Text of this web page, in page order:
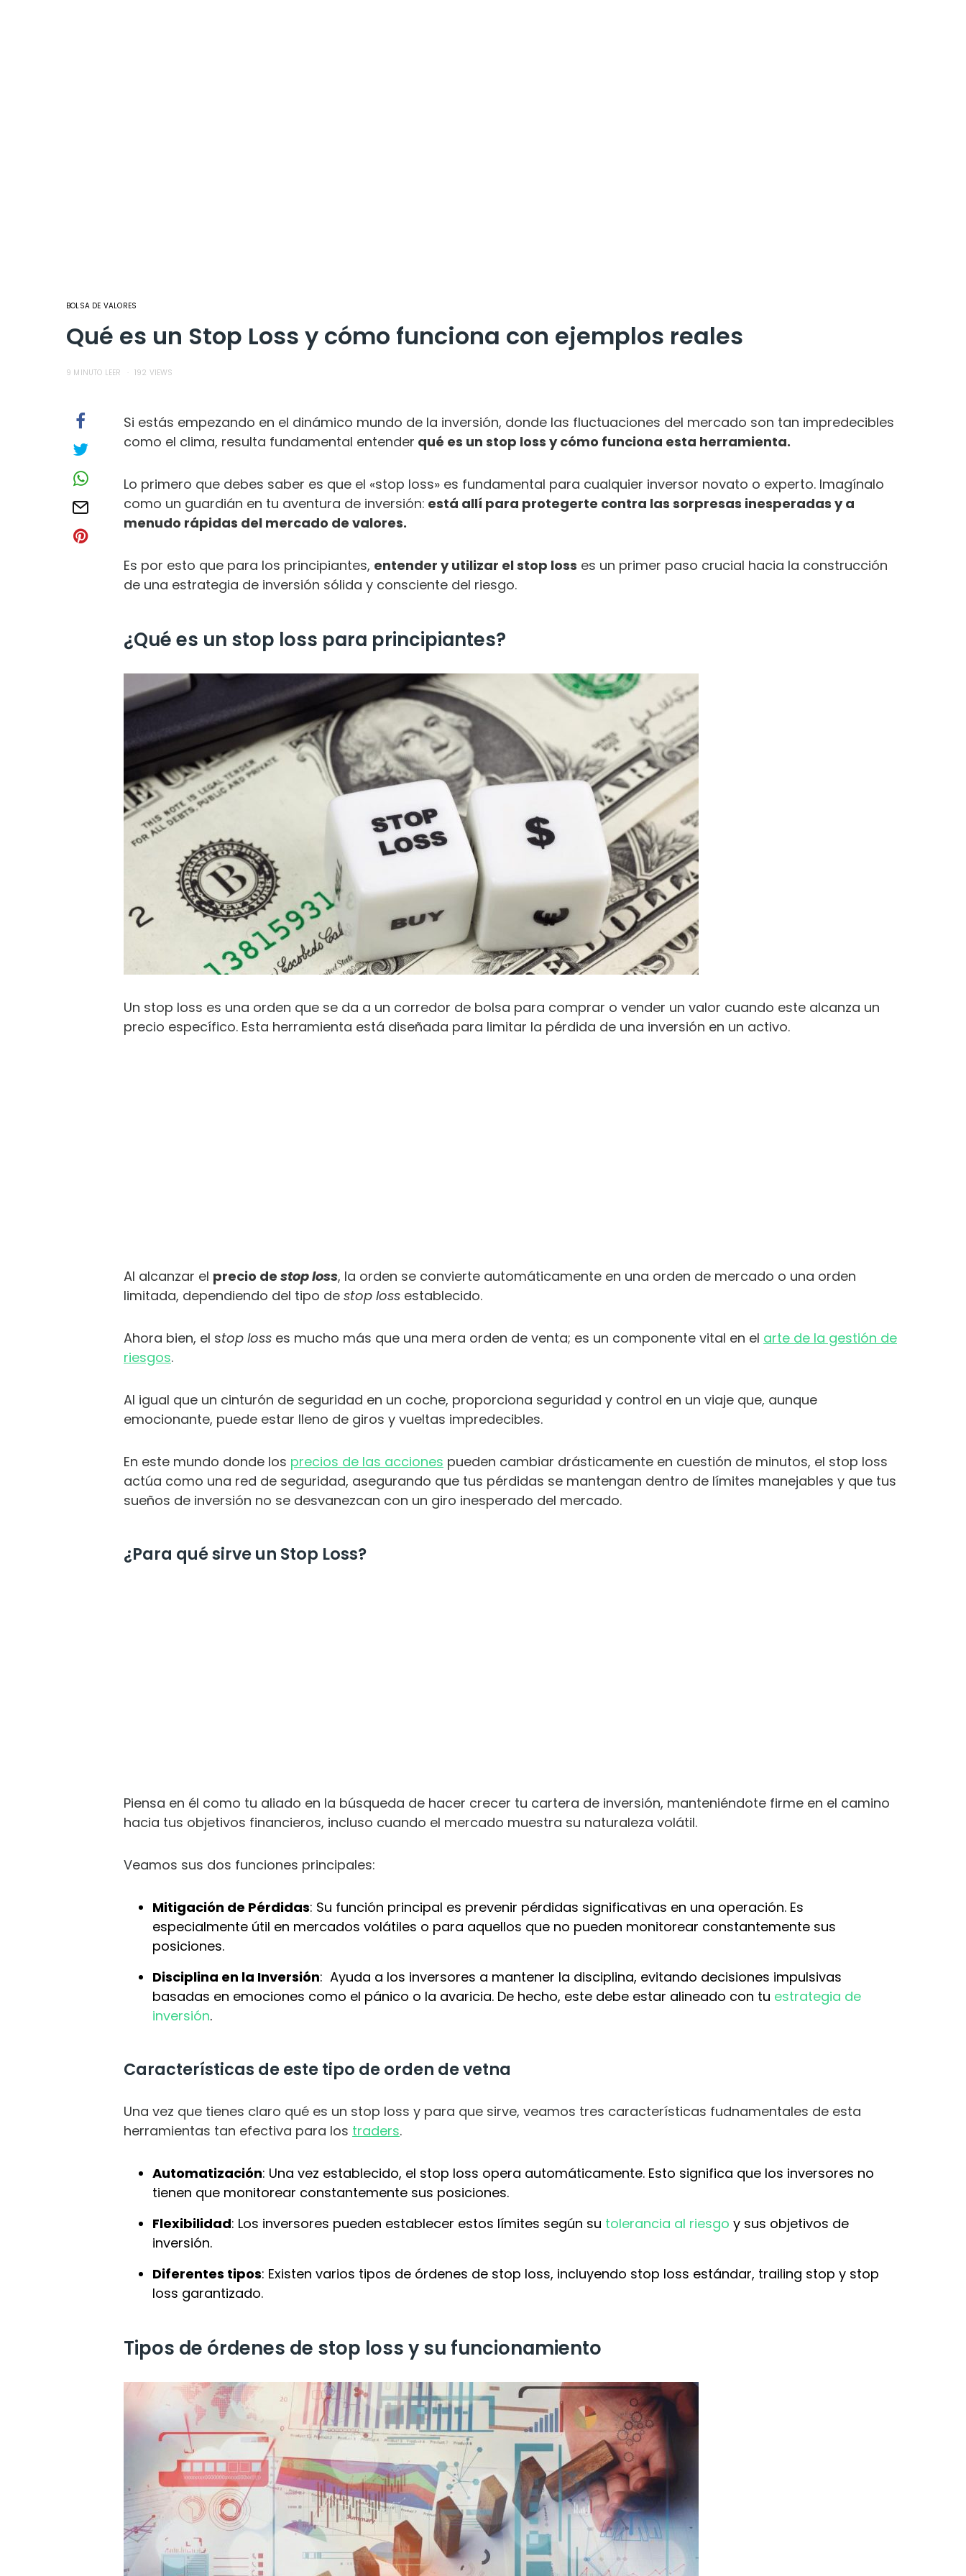
BOLSA DE VALORES
Qué es un Stop Loss y cómo funciona con ejemplos reales
9 MINUTO LEER 192 VIEWS
Si estás empezando en el dinámico mundo de la inversión, donde las fluctuaciones del mercado son tan impredecibles
como el clima, resulta fundamental entender qué es un stop loss y cómo funciona esta herramienta.
Lo primero que debes saber es que el «stop loss» es fundamental para cualquier inversor novato o experto. Imagínalo
como un guardián en tu aventura de inversión: está allí para protegerte contra las sorpresas inesperadas y a
menudo rápidas del mercado de valores.
Es por esto que para los principiantes, entender y utilizar el stop loss es un primer paso crucial hacia la construcción
de una estrategia de inversión sólida y consciente del riesgo.
¿Qué es un stop loss para principiantes?
Un stop loss es una orden que se da a un corredor de bolsa para comprar o vender un valor cuando este alcanza un
precio específico. Esta herramienta está diseñada para limitar la pérdida de una inversión en un activo.
Al alcanzar el precio de stop loss, la orden se convierte automáticamente en una orden de mercado o una orden
limitada, dependiendo del tipo de stop loss establecido.
Ahora bien, el stop loss es mucho más que una mera orden de venta; es un componente vital en el arte de la gestión de
riesgos.
Al igual que un cinturón de seguridad en un coche, proporciona seguridad y control en un viaje que, aunque
emocionante, puede estar lleno de giros y vueltas impredecibles.
En este mundo donde los precios de las acciones pueden cambiar drásticamente en cuestión de minutos, el stop loss
actúa como una red de seguridad, asegurando que tus pérdidas se mantengan dentro de límites manejables y que tus
sueños de inversión no se desvanezcan con un giro inesperado del mercado.
¿Para qué sirve un Stop Loss?
Piensa en él como tu aliado en la búsqueda de hacer crecer tu cartera de inversión, manteniéndote firme en el camino
hacia tus objetivos financieros, incluso cuando el mercado muestra su naturaleza volátil.
Veamos sus dos funciones principales:
Mitigación de Pérdidas: Su función principal es prevenir pérdidas significativas en una operación. Es
especialmente útil en mercados volátiles o para aquellos que no pueden monitorear constantemente sus
posiciones.
Disciplina en la Inversión: Ayuda a los inversores a mantener la disciplina, evitando decisiones impulsivas
basadas en emociones como el pánico o la avaricia. De hecho, este debe estar alineado con tu estrategia de
inversión.
Características de este tipo de orden de vetna
Una vez que tienes claro qué es un stop loss y para que sirve, veamos tres características fudnamentales de esta
herramientas tan efectiva para los traders.
Automatización: Una vez establecido, el stop loss opera automáticamente. Esto significa que los inversores no
tienen que monitorear constantemente sus posiciones.
Flexibilidad: Los inversores pueden establecer estos límites según su tolerancia al riesgo y sus objetivos de
inversión.
Diferentes tipos: Existen varios tipos de órdenes de stop loss, incluyendo stop loss estándar, trailing stop y stop
loss garantizado.
Tipos de órdenes de stop loss y su funcionamiento
DOMINAR TUS FINANZAS PERSONALES